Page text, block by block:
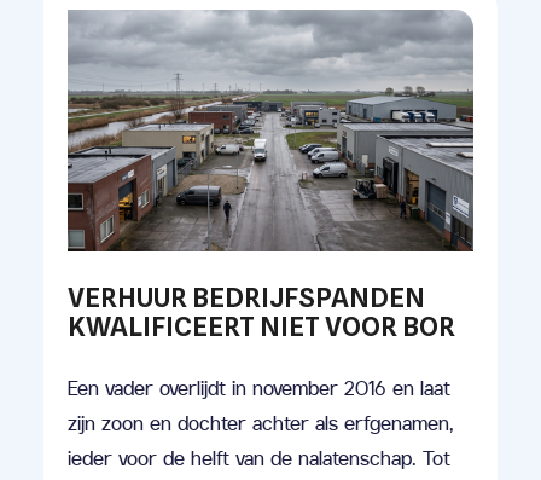
VERHUUR BEDRIJFSPANDEN
KWALIFICEERT NIET VOOR BOR
Een vader overlijdt in november 2016 en laat
zijn zoon en dochter achter als erfgenamen,
ieder voor de helft van de nalatenschap. Tot